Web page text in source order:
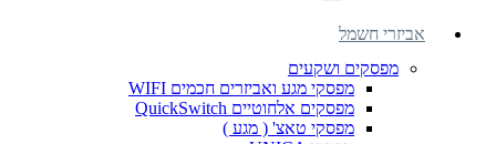
אביזרי חשמל
מפסקים ושקעים
מפסקי מגע ואביזרים חכמים WIFI
מפסקים אלחוטיים QuickSwitch
מפסקי טאצ' ( מגע )